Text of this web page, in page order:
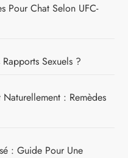
Pour Chat Selon UFC-
Sexuels ?
: Remèdes
: Guide Pour Une